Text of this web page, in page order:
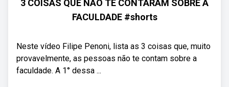
3 COISAS QUE NÃO TE CONTARAM SOBRE A
FACULDADE #shorts
Neste vídeo Filipe Penoni, lista as 3 coisas que, muito
provavelmente, as pessoas não te contam sobre a
faculdade. A 1° dessa ...